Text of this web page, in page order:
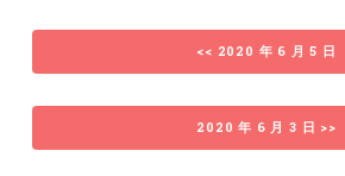
<< 2020 年 6 月 5 日
2020 年 6 月 3 日 >>